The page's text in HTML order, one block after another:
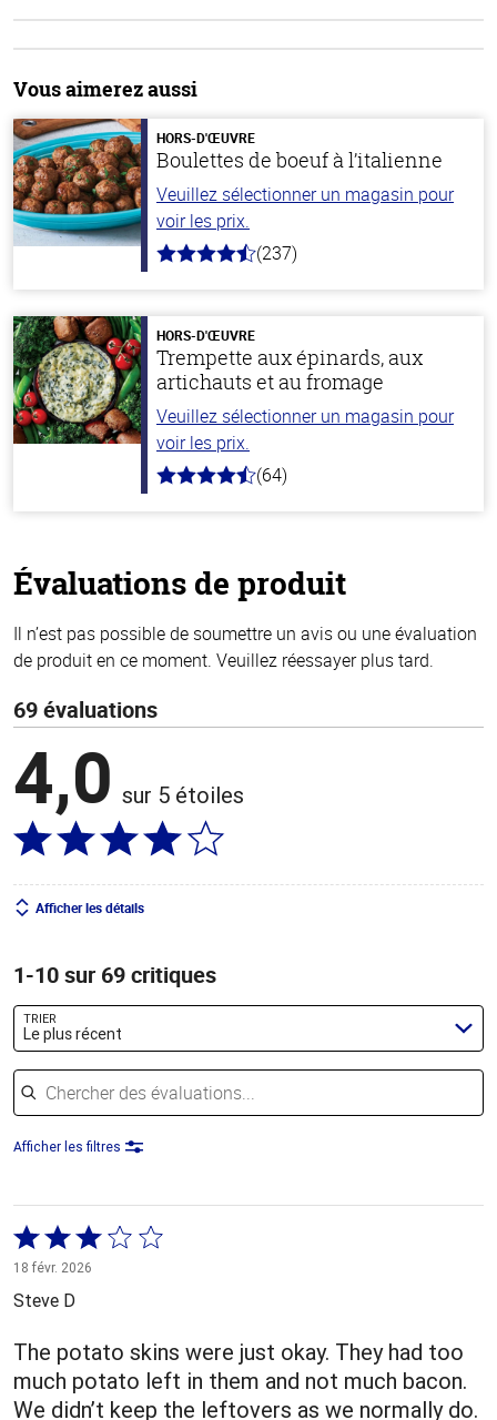
Vous aimerez aussi
HORS-D'ŒUVRE
Boulettes de boeuf à l’italienne
Veuillez sélectionner un magasin pour
voir les prix.
4.6
stars
(237)
HORS-D'ŒUVRE
Trempette aux épinards, aux
artichauts et au fromage
Veuillez sélectionner un magasin pour
voir les prix.
4.4
(64)
Évaluations de produit
Il n’est pas possible de soumettre un avis ou une évaluation
de produit en ce moment. Veuillez réessayer plus tard.
69 évaluations
4,0 sur 5 étoiles
Afficher les détails
1-10 sur 69 critiques
TRIER
Le plus récent
Chercher des évaluations
Afficher les filtres
Coté
3 sur
5
18 févr. 2026
Steve D
The potato skins were just okay. They had too
much potato left in them and not much bacon.
We didn’t keep the leftovers as we normally do.